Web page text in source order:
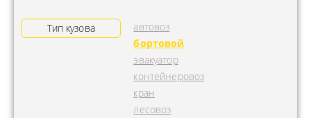
Тип кузова
автовоз
бортовой
эвакуатор
контейнеровоз
кран
лесовоз